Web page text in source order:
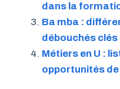
dans la
Ba mba :
débouchés
Métiers en U :
opportunités